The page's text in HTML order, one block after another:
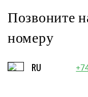
Позвоните
номеру
RU